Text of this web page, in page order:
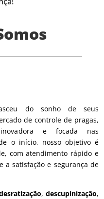
do sonho de seus
de controle de pragas,
e focada nas
o início, nosso objetivo é
com atendimento rápido e
a satisfação e segurança de
, descupinização,